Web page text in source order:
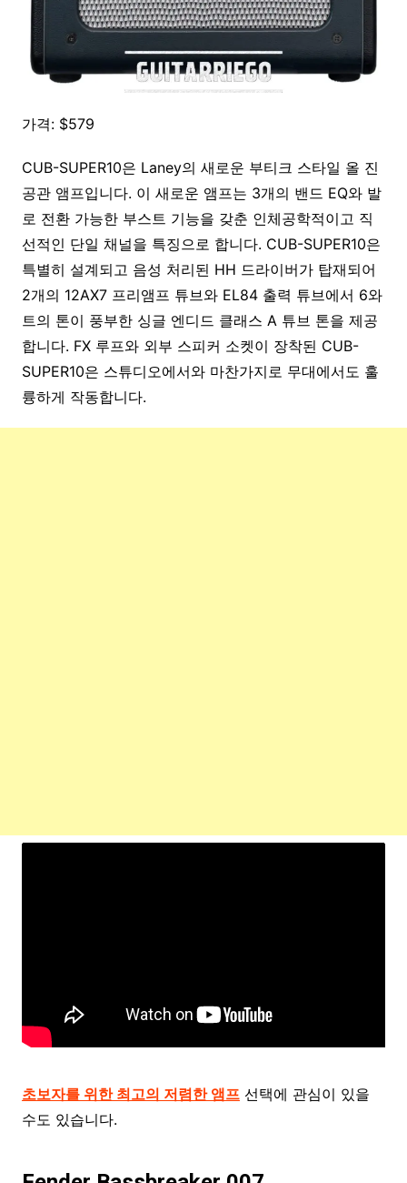
가격: $579
CUB-SUPER10은 Laney의 새로운 부티크 스타일 올 진
공관 앰프입니다. 이 새로운 앰프는 3개의 밴드 EQ와 발
로 전환 가능한 부스트 기능을 갖춘 인체공학적이고 직
선적인 단일 채널을 특징으로 합니다. CUB-SUPER10은
특별히 설계되고 음성 처리된 HH 드라이버가 탑재되어
2개의 12AX7 프리앰프 튜브와 EL84 출력 튜브에서 6와
트의 톤이 풍부한 싱글 엔디드 클래스 A 튜브 톤을 제공
합니다. FX 루프와 외부 스피커 소켓이 장착된 CUB-
SUPER10은 스튜디오에서와 마찬가지로 무대에서도 훌
륭하게 작동합니다.
초보자를 위한 최고의 저렴한 앰프선택에 관심이 있을
수도 있습니다.